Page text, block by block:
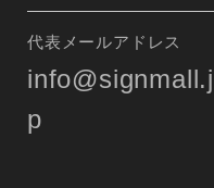
代表メールアドレス
info@signmall.j
p